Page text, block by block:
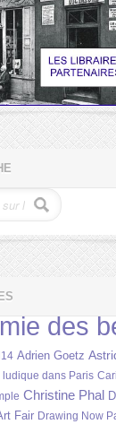
des
Adrien Goetz
ludique dans Paris
Christine Phal
Fair Drawing Now